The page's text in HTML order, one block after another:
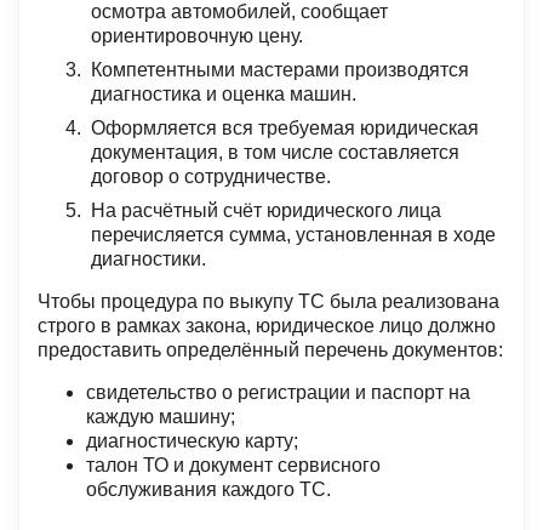
осмотра автомобилей, сообщает
ориентировочную цену.
Компетентными мастерами производятся
диагностика и оценка машин.
Оформляется вся требуемая юридическая
документация, в том числе составляется
договор о сотрудничестве.
На расчётный счёт юридического лица
перечисляется сумма, установленная в ходе
диагностики.
Чтобы процедура по выкупу ТС была реализована
строго в рамках закона, юридическое лицо должно
предоставить определённый перечень документов:
свидетельство о регистрации и паспорт на
каждую машину;
диагностическую карту;
талон ТО и документ сервисного
обслуживания каждого ТС.